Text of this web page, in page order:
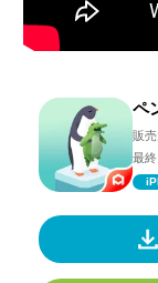
ペ
販
最